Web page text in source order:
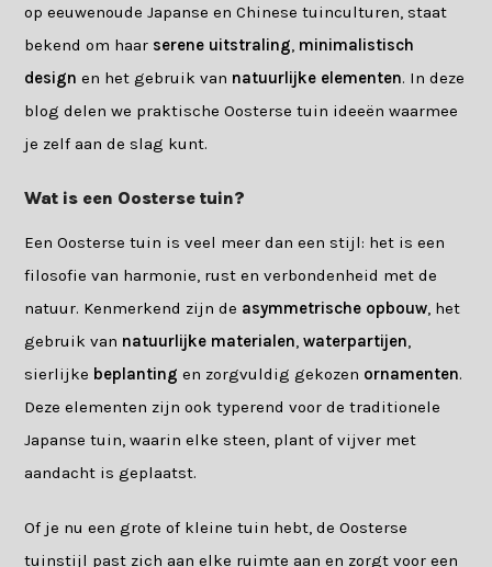
op eeuwenoude Japanse en Chinese tuinculturen, staat
bekend om haar serene uitstraling minimalistisch
design en het gebruik van natuurlijke elementen. In deze
blog delen we praktische Oosterse tuin ideeën waarmee
je zelf aan de slag kunt.
Wat is een Oosterse tuin?
Een Oosterse tuin is veel meer dan een stijl: het is een
filosofie van harmonie, rust en verbondenheid met de
natuur. Kenmerkend zijn de asymmetrische opbouw , het
gebruik van natuurlijke materialen ,waterpartijen
sierlijke beplanting en zorgvuldig gekozen ornamenten.
Deze elementen zijn ook typerend voor de traditionele
Japanse tuin, waarin elke steen, plant of vijver met
aandacht is geplaatst.
Of je nu een grote of kleine tuin hebt, de Oosterse
tuinstijl past zich aan elke ruimte aan en zorgt voor een